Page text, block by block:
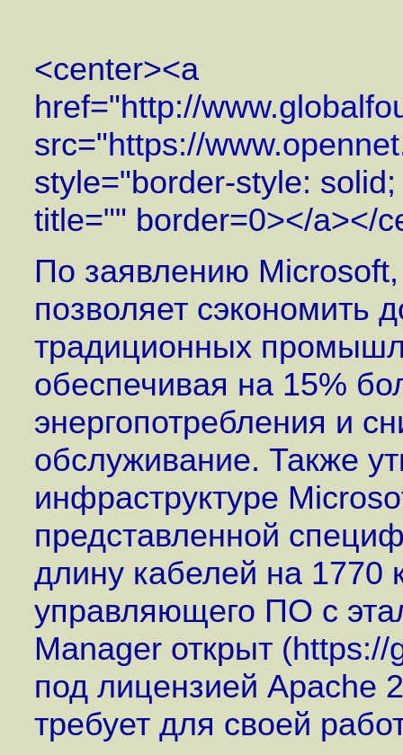
<center><a
href="http://
src="https://
style="border-style:
title="" border=0></a></
По заявлению
позволяет сэкономить
традиционных
обеспечивая на 15%
энергопотребления и
обслуживание. Также
инфраструктуре
представленной
длину кабелей на 1770
управляющего ПО с
Manager открыт (https://
под лицензией Apache
требует для своей